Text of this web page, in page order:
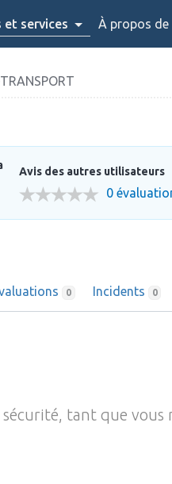
et services À propos de
Avis des autres utilisateurs
0
0 Incidents 0
tant que vous